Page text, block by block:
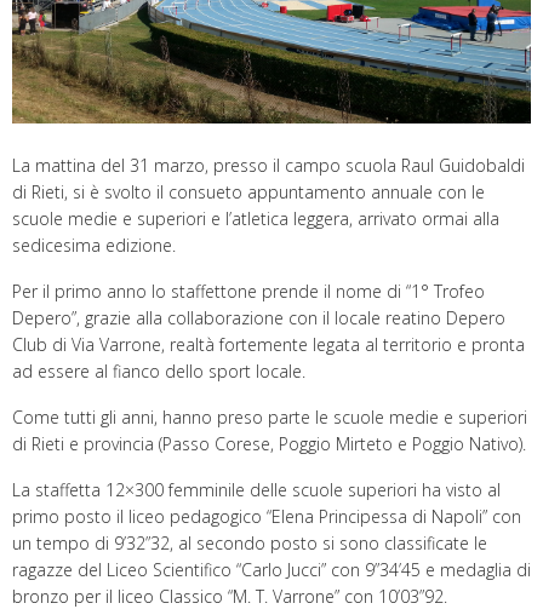
La mattina del 31 marzo, presso il campo scuola Raul Guidobaldi
di Rieti, si è svolto il consueto appuntamento annuale con le
scuole medie e superiori e l’atletica leggera, arrivato ormai alla
sedicesima edizione.
Per il primo anno lo staffettone prende il nome di “1° Trofeo
Depero”, grazie alla collaborazione con il locale reatino Depero
Club di Via Varrone, realtà fortemente legata al territorio e pronta
ad essere al fianco dello sport locale.
Come tutti gli anni, hanno preso parte le scuole medie e superiori
di Rieti e provincia (Passo Corese, Poggio Mirteto e Poggio Nativo).
La staffetta 12×300 femminile delle scuole superiori ha visto al
primo posto il liceo pedagogico “Elena Principessa di Napoli” con
un tempo di 9’32”32, al secondo posto si sono classificate le
ragazze del Liceo Scientifico “Carlo Jucci” con 9”34’45 e medaglia di
bronzo per il liceo Classico “M. T. Varrone” con 10’03”92.